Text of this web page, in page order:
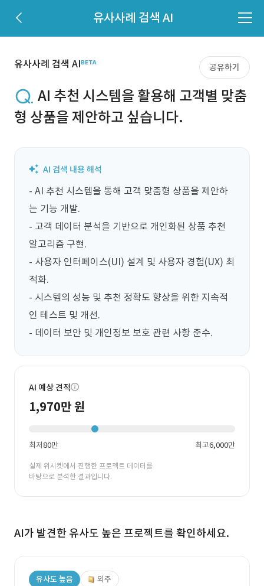
유사사례 검색 AI
유사사례 검색 AI 공유하기
AI 추천 시스템을 활용해 고객별 맞춤
형 상품을 제안하고 싶습니다.
- AI 추천 시스템을 통해 고객 맞춤형 상품을 제안하
는 기능 개발.
- 고객 데이터 분석을 기반으로 개인화된 상품 추천
알고리즘 구현.
- 사용자 인터페이스(UI) 설계 및 사용자 경험(UX) 최
적화.
- 시스템의 성능 및 추천 정확도 향상을 위한 지속적
인 테스트 및 개선.
- 데이터 보안 및 개인정보 보호 관련 사항 준수.
AI 예상 견적
1,970만 원
최저80만 최고6,000만
실제 위시켓에서 진행한 프로젝트 데이터를
바탕으로 분석한 결과입니다.
AI가 발견한 유사도 높은 프로젝트를 확인하세요.
유사도 높음 외주